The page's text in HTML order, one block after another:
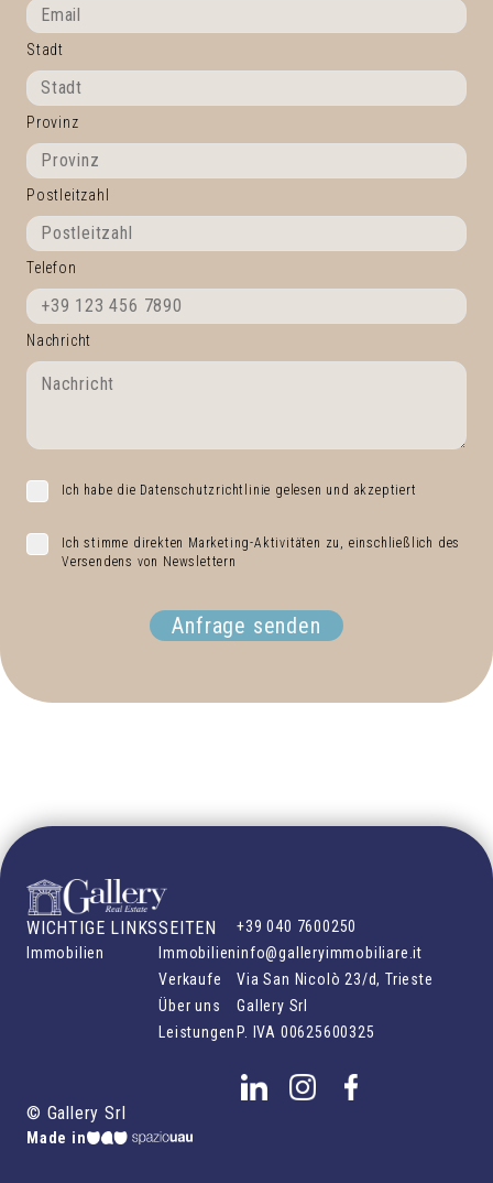
Stadt
Provinz
Postleitzahl
Telefon
Nachricht
Ich habe die Datenschutzrichtlinie gelesen und akzeptiert
Ich stimme direkten Marketing-Aktivitäten zu, einschließlich des
Versendens von Newslettern
Anfrage senden
WICHTIGE LINKS
Immobilien
SEITEN
Immobilien
Verkaufe
Über uns
Leistungen
+39 040 7600250
info@galleryimmobiliare.it
Via San Nicolò 23/d, Trieste
Gallery Srl
P. IVA 00625600325
© Gallery Srl
Made in